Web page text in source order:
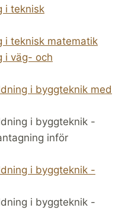
i teknisk
i teknisk matematik
i väg- och
i byggteknik med
i byggteknik -
inför
i byggteknik -
i byggteknik -